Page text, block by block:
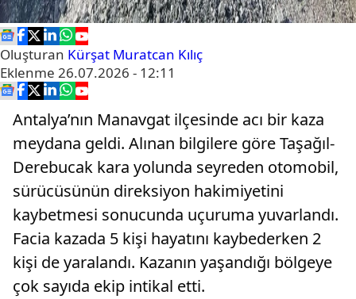
Oluşturan Kürşat Muratcan Kılıç
Eklenme 26.07.2026 - 12:11
Antalya’nın Manavgat ilçesinde acı bir kaza
meydana geldi. Alınan bilgilere göre Taşağıl-
Derebucak kara yolunda seyreden otomobil,
sürücüsünün direksiyon hakimiyetini
kaybetmesi sonucunda uçuruma yuvarlandı.
Facia kazada 5 kişi hayatını kaybederken 2
kişi de yaralandı. Kazanın yaşandığı bölgeye
çok sayıda ekip intikal etti.